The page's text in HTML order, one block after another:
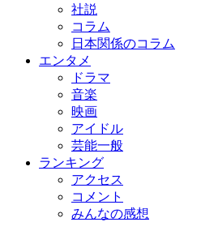
社説
コラム
日本関係のコラム
エンタメ
ドラマ
音楽
映画
アイドル
芸能一般
ランキング
アクセス
コメント
みんなの感想